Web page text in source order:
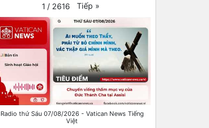
1 / 2616 Tiếp »
Radio thứ Sáu 07/08/2026 - Vatican News Tiếng
Việt